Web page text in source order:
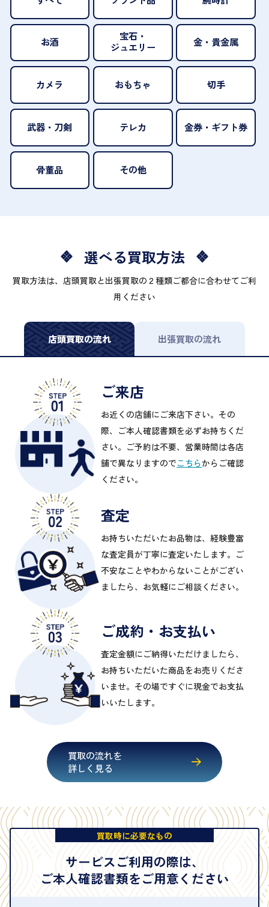
お酒
宝石・
ジュエリー
金・貴金属
カメラ おもちゃ 切手
武器・刀剣 テレカ 金券・ギフト券
骨董品 その他
選べる買取方法
買取方法は、店頭買取と出張買取の２種類ご都合に合わせてご利
用ください
店頭買取の流れ 出張買取の流れ
ご来店
お近くの店舗にご来店下さい。その
際、ご本人確認書類を必ずお持ちくだ
さい。ご予約は不要、営業時間は各店
舗で異なりますのでこちらからご確認
ください。
査定
お持ちいただいたお品物は、経験豊富
な査定員が丁寧に査定いたします。ご
不安なことやわからないことがござい
ましたら、お気軽にご相談ください。
ご成約・お支払い
査定金額にご納得いただけましたら、
お持ちいただいた商品をお売りくださ
いませ。その場ですぐに現金でお支払
いいたします。
買取の流れを
詳しく見る
買取時に必要なもの
サービスご利用の際は、
ご本人確認書類をご用意ください